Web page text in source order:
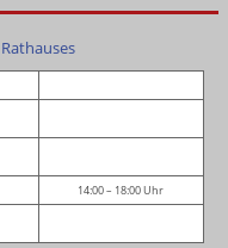
14:00 – 18:00 Uhr